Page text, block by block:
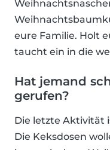
eure Familie. Holt
taucht ein in die
Hat jemand
gerufen?
Die letzte Aktivität
Die Keksdosen